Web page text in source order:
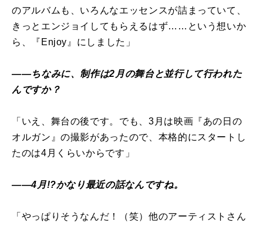
のアルバムも、いろんなエッセンスが詰まっていて、
きっとエンジョイしてもらえるはず……という想いか
ら、『Enjoy』にしました」
――ちなみに、制作は2月の舞台と並行して行われた
んですか？
「いえ、舞台の後です。でも、3月は映画『あの日の
オルガン』の撮影があったので、本格的にスタートし
たのは4月くらいからです」
――4月!?かなり最近の話なんですね。
「やっぱりそうなんだ！（笑）他のアーティストさん